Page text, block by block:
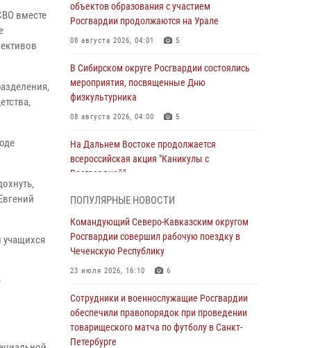
вместе
объектов образования с участием
Росгвардии продолжаются на Урале
08 августа 2026, 04:01 5
В Сибирском округе Росгвардии состоялись
мероприятия, посвященные Дню
физкультурника
08 августа 2026, 04:00 5
На Дальнем Востоке продолжается
всероссийская акция "Каникулы с
Росгвардией"
Заместитель директора Росгвардии генерал-
полковник Владислав Ершов поздравил
военнослужащих и сотрудников ведомства с
Днем физкультурника
«Росгвардия. Вехи истории»: первая
антитеррористическая операция войск
правопорядка
ПОПУЛЯРНЫЕ НОВОСТИ
Командующий Северо-Кавказским округом
Росгвардии совершил рабочую поездку в
Чеченскую Республику
23 июля 2026, 16:10 6
Сотрудники и военнослужащие Росгвардии
обеспечили правопорядок при проведении
товарищеского матча по футболу в Санкт-
Петербурге